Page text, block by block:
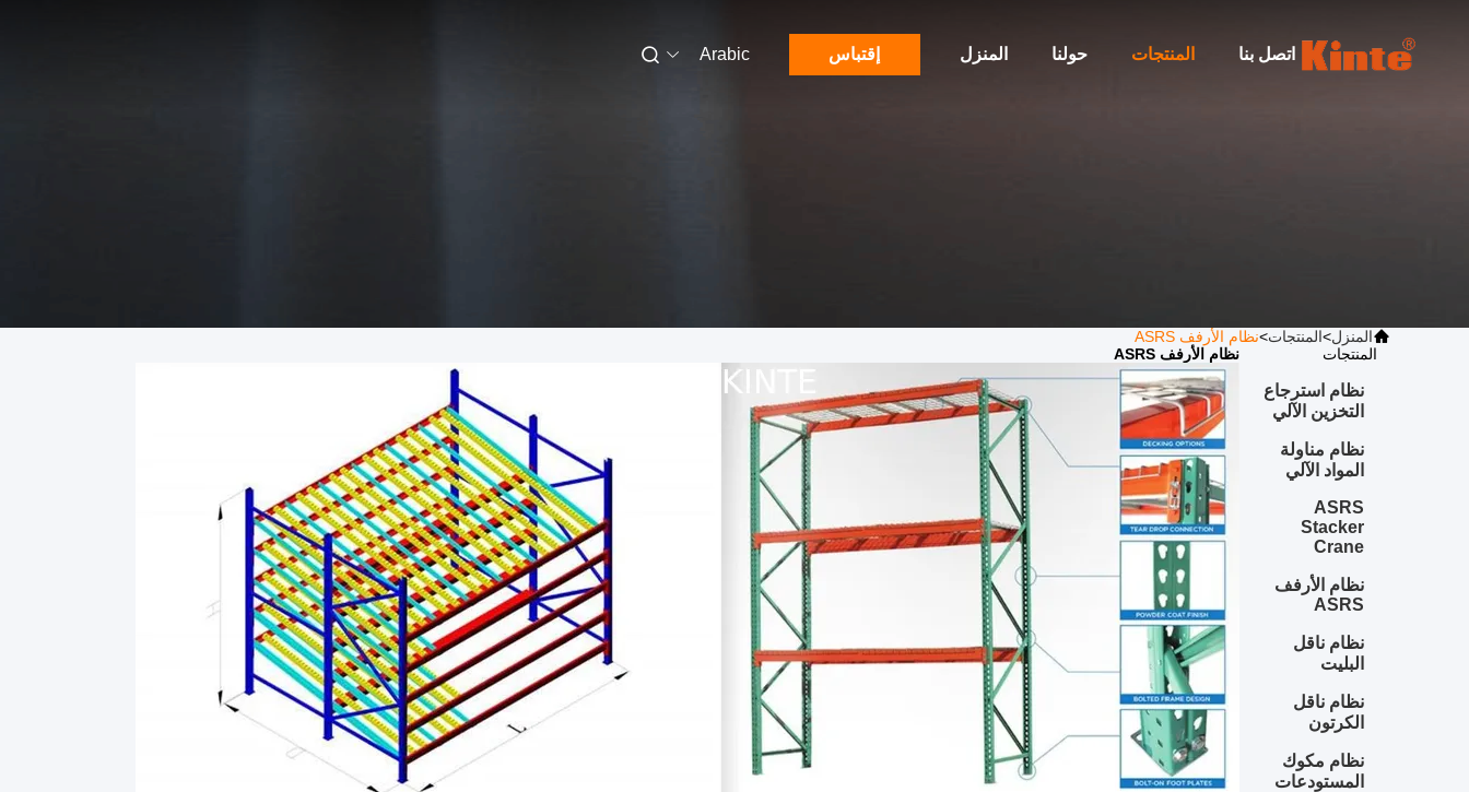
المنزل حولنا المنتجات اتصل بنا إقتباس Arabic
نظام الأرفف ASRS المنزل>المنتجات>نظام الأرفف ASRS
المنتجات
نظام استرجاع
التخزين الآلي
نظام مناولة
المواد الآلي
ASRS
Stacker
Crane
نظام الأرفف
ASRS
نظام ناقل
البليت
نظام ناقل
الكرتون
نظام مكوك
المستودعات
نظام الأرفف ASRS